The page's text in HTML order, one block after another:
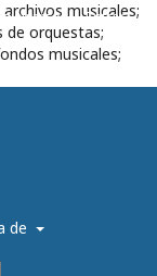
musicales;
de orquestas;
musicales;
de
Entrar